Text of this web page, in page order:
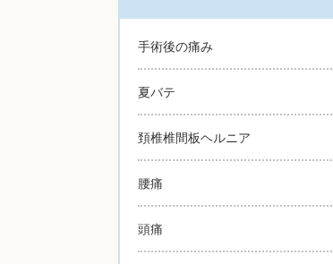
手術後の痛み
夏バテ
頚椎椎間板ヘルニア
腰痛
頭痛